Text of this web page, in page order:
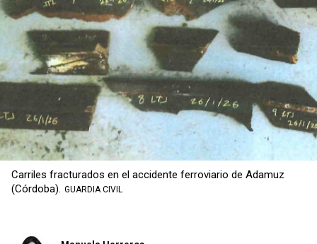
Carriles fracturados en el accidente ferroviario de Adamuz
(Córdoba). GUARDIA CIVIL